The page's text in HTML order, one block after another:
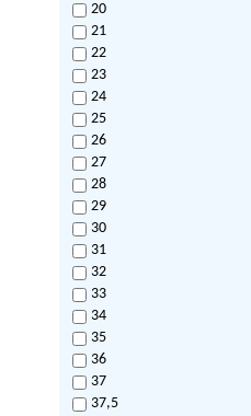
20
21
22
23
24
25
26
27
28
29
30
31
32
33
34
35
36
37
37,5